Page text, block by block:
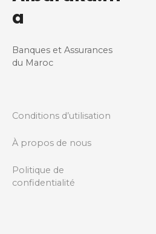
a
Banques et Assurances
du Maroc
Conditions d’utilisation
À propos de nous
Politique de
confidentialité